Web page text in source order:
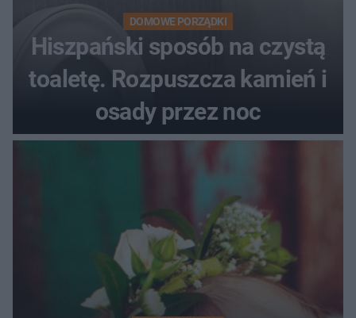
DOMOWE PORZĄDKI
Hiszpański sposób na czystą
toaletę. Rozpuszcza kamień i
osady przez noc